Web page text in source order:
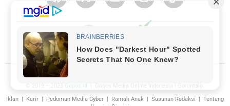
© 2019 – 2023 Gopos.id | Gopos Media Online Indonesia | Gorontalo.
Iklan | Karir | Pedoman Media Cyber | Ramah Anak | Susunan Redaksi | Tentang